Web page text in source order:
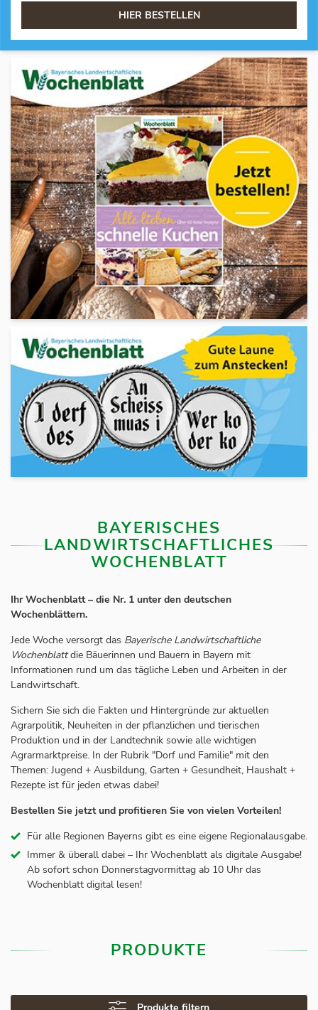
HIER BESTELLEN
BAYERISCHES
LANDWIRTSCHAFTLICHES
WOCHENBLATT
Ihr Wochenblatt – die Nr. 1 unter den deutschen
Wochenblättern.
Jede Woche versorgt das Bayerische Landwirtschaftliche
Wochenblattdie Bäuerinnen und Bauern in Bayern mit
Informationen rund um das tägliche Leben und Arbeiten in der
Landwirtschaft.
Sichern Sie sich die Fakten und Hintergründe zur aktuellen
Agrarpolitik, Neuheiten in der pflanzlichen und tierischen
Produktion und in der Landtechnik sowie alle wichtigen
Agrarmarktpreise. In der Rubrik "Dorf und Familie" mit den
Themen: Jugend + Ausbildung, Garten + Gesundheit, Haushalt +
Rezepte ist für jeden etwas dabei!
Bestellen Sie jetzt und profitieren Sie von vielen Vorteilen!
Für alle Regionen Bayerns gibt es eine eigene Regionalausgabe.
Immer & überall dabei – Ihr Wochenblatt als digitale Ausgabe!
Ab sofort schon Donnerstagvormittag ab 10 Uhr das
Wochenblatt digital lesen!
PRODUKTE